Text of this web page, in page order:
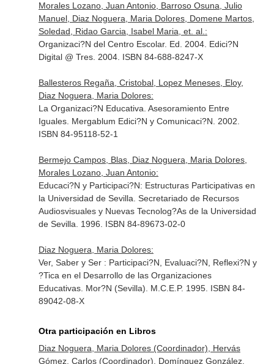
Morales Lozano, Juan Antonio, Barroso Osuna, Julio
Manuel, Diaz Noguera, Maria Dolores, Domene Martos,
Soledad, Ridao Garcia, Isabel Maria, et. al.:
Organizaci?N del Centro Escolar. Ed. 2004. Edici?N
Digital @ Tres. 2004. ISBN 84-688-8247-X
Ballesteros Regaña, Cristobal, Lopez Meneses, Eloy,
Diaz Noguera, Maria Dolores:
La Organizaci?N Educativa. Asesoramiento Entre
Iguales. Mergablum Edici?N y Comunicaci?N. 2002.
ISBN 84-95118-52-1
Bermejo Campos, Blas, Diaz Noguera, Maria Dolores,
Morales Lozano, Juan Antonio:
Educaci?N y Participaci?N: Estructuras Participativas en
la Universidad de Sevilla. Secretariado de Recursos
Audiosvisuales y Nuevas Tecnolog?As de la Universidad
de Sevilla. 1996. ISBN 84-89673-02-0
Diaz Noguera, Maria Dolores:
Ver, Saber y Ser : Participaci?N, Evaluaci?N, Reflexi?N y
?Tica en el Desarrollo de las Organizaciones
Educativas. Mor?N (Sevilla). M.C.E.P. 1995. ISBN 84-
89042-08-X
Otra participación en Libros
Diaz Noguera, Maria Dolores (Coordinador), Hervás
Gómez, Carlos (Coordinador), Domínguez González,